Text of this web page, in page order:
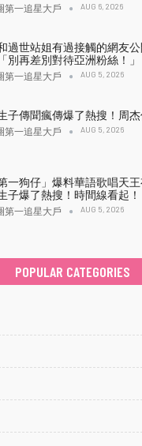
第一追星大戶 AUG 6, 2026
過世站姐有過接觸的網友
別再差別對待亞洲粉絲！」
第一追星大戶 AUG 5, 2026
子傳聞瘋傳爆了熱搜！周杰
第一追星大戶 AUG 5, 2026
第一狗仔」爆料華語歌唱天
子爆了熱搜！時間線看起！
第一追星大戶 AUG 5, 2026
POPULAR CATEGORIES